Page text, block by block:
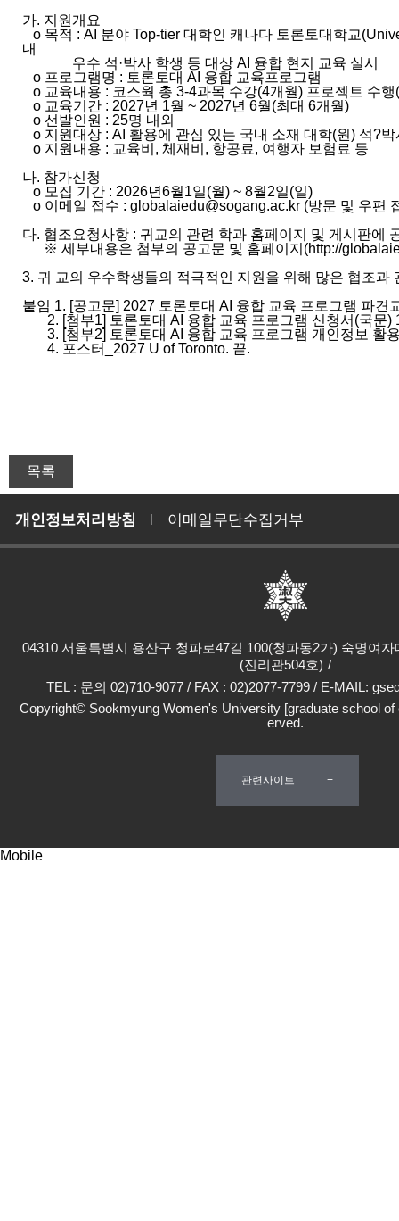
가. 지원개요
o 목적 : AI 분야 Top-tier 대학인 캐나다 토론토대학교
내
우수 석·박사 학생 등 대상 AI 융합 현지 교육 실시
o 프로그램명 : 토론토대 AI 융합 교육프로그램
o 교육내용 : 코스웍 총 3-4과목 수강(4개월) 프로젝트 수행
o 교육기간 : 2027년 1월 ~ 2027년 6월(최대 6개월)
o 선발인원 : 25명 내외
o 지원대상 : AI 활용에 관심 있는 국내 소재 대학(원) 석?
o 지원내용 : 교육비, 체재비, 항공료, 여행자 보험료 등
나. 참가신청
o 모집 기간 : 2026년6월1일(월) ~ 8월2일(일)
o 이메일 접수 : globalaiedu@sogang.ac.kr (방문 및 우편
다. 협조요청사항 : 귀교의 관련 학과 홈페이지 및 게시판에
※ 세부내용은 첨부의 공고문 및 홈페이지(http://
3. 귀 교의 우수학생들의 적극적인 지원을 위해 많은 협조과
붙임 1. [공고문] 2027 토론토대 AI 융합 교육 프로그램 파견
2. [첨부1] 토론토대 AI 융합 교육 프로그램 신청서(국문)
3. [첨부2] 토론토대 AI 융합 교육 프로그램 개인정보 활
4. 포스터_2027 U of Toronto. 끝.
개인정보처리방침 이메일무단수집거부
04310 서울특별시 용산구 청파로47길 100(청파동2가) 숙명여
(진리관504호)
TEL : 문의 02)710-9077 / FAX : 02)2077-7799 / E-MAIL:
Copyright© Sookmyung Women's University [graduate school of
erved.
관련사이트